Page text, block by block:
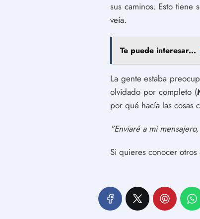
sus caminos. Esto
veía.
Te puede interesar...
La gente estaba
olvidado por completo (
por qué hacía las cosas
"Enviaré a mi
Si quieres conocer